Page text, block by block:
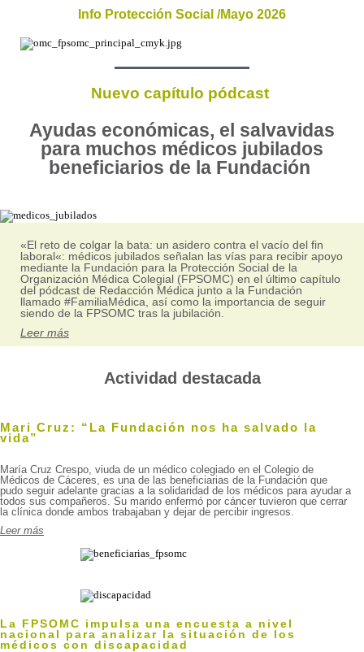
Info Protección Social /Mayo 2026
Nuevo capítulo pódcast
Ayudas económicas, el salvavidas
para muchos médicos jubilados
beneficiarios de la Fundación
«El reto de colgar la bata: un asidero contra el vacío del fin
laboral«: médicos jubilados señalan las vías para recibir apoyo
mediante la Fundación para la Protección Social de la
Organización Médica Colegial (FPSOMC) en el último capítulo
del pódcast de Redacción Médica junto a la Fundación
llamado #FamiliaMédica, así como la importancia de seguir
siendo de la FPSOMC tras la jubilación.
Leer más
Actividad destacada
Mari Cruz: “La Fundación nos ha salvado la
vida”
María Cruz Crespo, viuda de un médico colegiado en el Colegio de
Médicos de Cáceres, es una de las beneficiarias de la Fundación que
pudo seguir adelante gracias a la solidaridad de los médicos para ayudar a
todos sus compañeros. Su marido enfermó por cáncer tuvieron que cerrar
la clínica donde ambos trabajaban y dejar de percibir ingresos.
Leer más
La FPSOMC impulsa una encuesta a nivel
nacional para analizar la situación de los
médicos con discapacidad